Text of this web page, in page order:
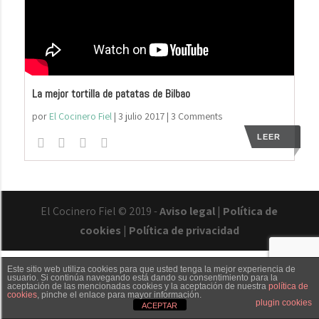
La mejor tortilla de patatas de Bilbao
por El Cocinero Fiel| 3 julio 2017| 3 Comments
LEER
El Cocinero Fiel © 2019 -Aviso legal | Política de
cookies | Política de privacidad
Txaber Allué Redes sociales Contacto
Este sitio web utiliza cookies para que usted tenga la mejor experiencia de
usuario. Si continúa navegando está dando su consentimiento para la
aceptación de las mencionadas cookies y la aceptación de nuestra política de
cookies, pinche el enlace para mayor información.
plugin cookies
ACEPTAR